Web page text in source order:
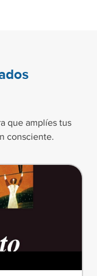
que amplíes tus
consciente.